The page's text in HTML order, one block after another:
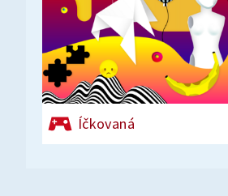
Íčkovaná